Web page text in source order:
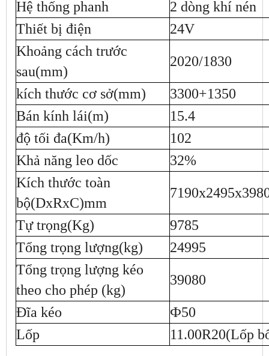
Hệ thống phanh
2 dòng khí nén
Thiết bị điện
24V
Khoảng cách trước
sau(mm)
2020/1830
kích thước cơ sở(mm)
3300+1350
Bán kính lái(m)
15.4
độ tối đa(Km/h)
102
Khả năng leo dốc
32%
Kích thước toàn
bộ(DxRxC)mm
Tự trọng(Kg)
9785
Tổng trọng lượng(kg)
24995
Tổng trọng lượng kéo
theo cho phép (kg)
39080
Đĩa kéo
Ф50
Lốp
11.00R20(Lốp